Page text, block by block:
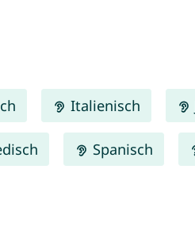
Italienisch
Spanisch